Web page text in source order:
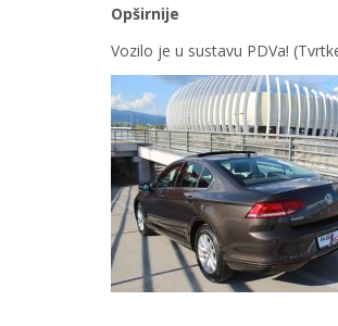
Opširnije
Vozilo je u sustavu PDVa!